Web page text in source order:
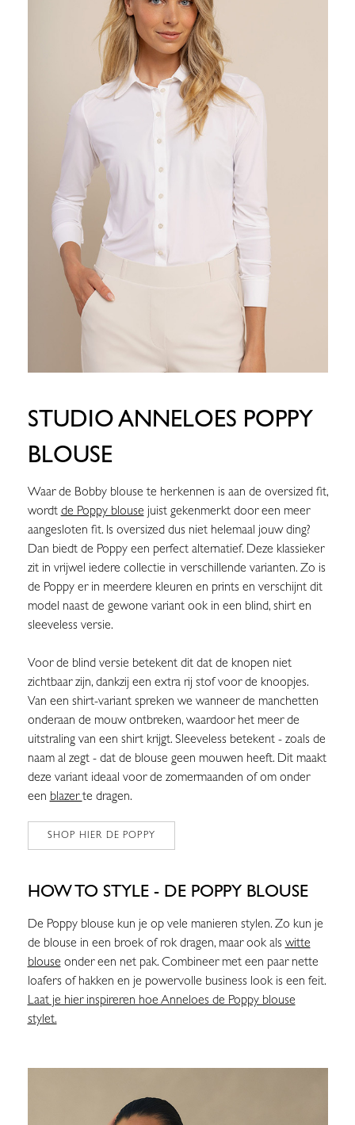
STUDIO ANNELOES POPPY
BLOUSE
Waar de Bobby blouse te herkennen is aan de oversized fit,
wordt de Poppy blouse juist gekenmerkt door een meer
aangesloten fit. Is oversized dus niet helemaal jouw ding?
Dan biedt de Poppy een perfect alternatief. Deze klassieker
zit in vrijwel iedere collectie in verschillende varianten. Zo is
de Poppy er in meerdere kleuren en prints en verschijnt dit
model naast de gewone variant ook in een blind, shirt en
sleeveless versie.
Voor de blind versie betekent dit dat de knopen niet
zichtbaar zijn, dankzij een extra rij stof voor de knoopjes.
Van een shirt-variant spreken we wanneer de manchetten
onderaan de mouw ontbreken, waardoor het meer de
uitstraling van een shirt krijgt. Sleeveless betekent - zoals de
naam al zegt - dat de blouse geen mouwen heeft. Dit maakt
deze variant ideaal voor de zomermaanden of om onder
een blazerte dragen.
SHOP HIER DE POPPY
HOW TO STYLE - DE POPPY BLOUSE
De Poppy blouse kun je op vele manieren stylen. Zo kun je
de blouse in een broek of rok dragen, maar ook als witte
blouse onder een net pak. Combineer met een paar nette
loafers of hakken en je powervolle business look is een feit.
Laat je hier inspireren hoe Anneloes de Poppy blouse
stylet.